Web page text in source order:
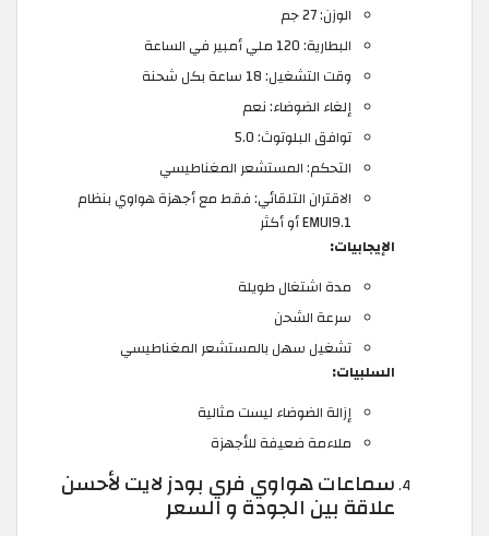
الوزن: 27 جم
البطارية: 120 ملي أمبير في الساعة
وقت التشغيل: 18 ساعة بكل شحنة
إلغاء الضوضاء: نعم
توافق البلوتوث: 5.0
التحكم: المستشعر المغناطيسي
الاقتران التلقائي: فقط مع أجهزة هواوي بنظام
EMUI9.1 أو أكثر
الإيجابيات:
مدة اشتغال طويلة
سرعة الشحن
تشغيل سهل بالمستشعر المغناطيسي
السلبيات:
إزالة الضوضاء ليست مثالية
ملاءمة ضعيفة للأجهزة
سماعات هواوي فري بودز لايت لأحسن
علاقة بين الجودة و السعر